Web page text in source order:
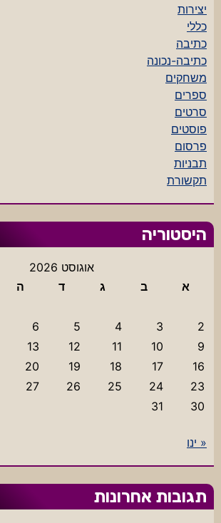
יצירות
כללי
כתיבה
כתיבה-נכונה
משחקים
ספרים
סרטים
פוסטים
פרסום
תבניות
תקשורת
היסטוריה
אוגוסט 2026
א
ב ג ד ה
2
3
4
5
6
9
10
11
12
13
16
17
18
19
20
23
24
25
26
27
30
31
« ינו
תגובות אחרונות